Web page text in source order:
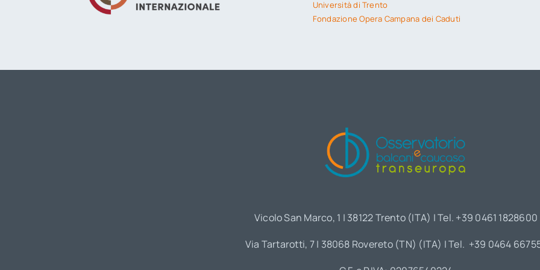
Università di Trento
Fondazione Opera Campana dei Caduti
Vicolo San Marco, 1 | 38122 Trento (ITA) | Tel. +39 0461 1828600
Via Tartarotti, 7 | 38068 Rovereto (TN) (ITA) | Tel. +39 0464